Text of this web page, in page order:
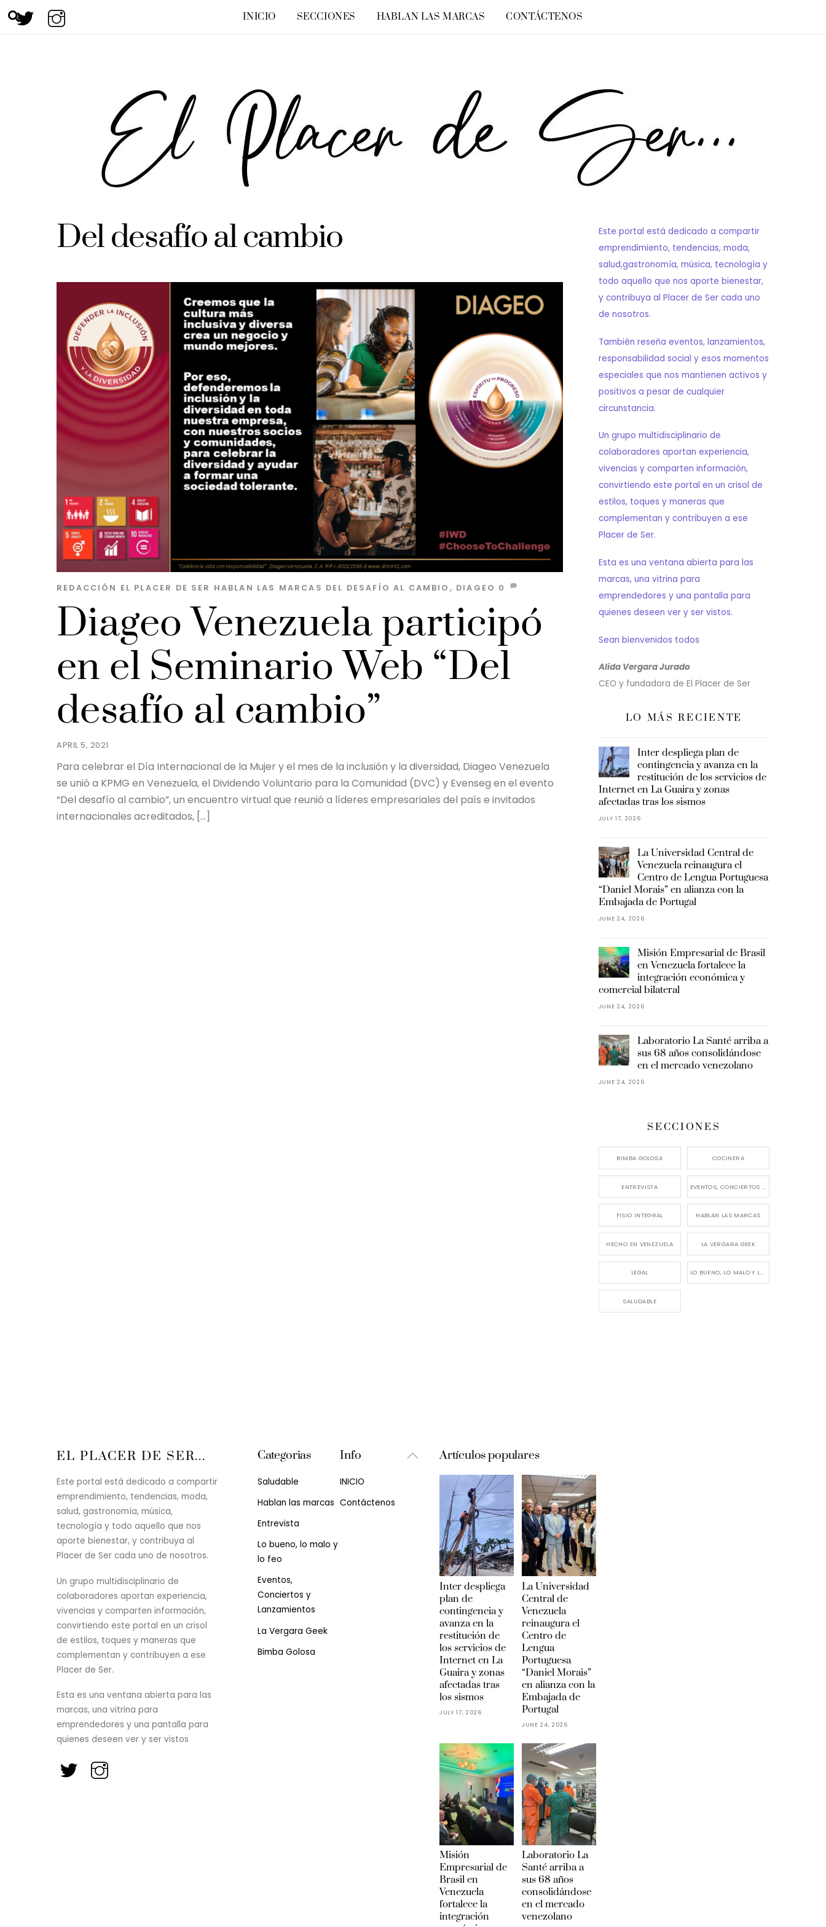
Skip Search INICIO SECCIONES HABLAN LAS MARCAS CONTÁCTENOS
Del desafío al cambio
APRIL 5, 2021
Diageo Venezuela participó
en el Seminario Web “Del
desafío al cambio”
REDACCIÓN EL PLACER DE SER HABLAN LAS MARCAS DEL DESAFÍO AL CAMBIO , DIAGEO 0
Para celebrar el Día Internacional de la Mujer y el mes de la inclusión y la diversidad, Diageo Venezuela
se unió a KPMG en Venezuela, el Dividendo Voluntario para la Comunidad (DVC) y Evenseg en el evento
“Del desafío al cambio”, un encuentro virtual que reunió a líderes empresariales del país e invitados
internacionales acreditados, […]
Este portal está dedicado a compartir
emprendimiento, tendencias, moda,
salud,gastronomía, música, tecnología y
todo aquello que nos aporte bienestar,
y contribuya al Placer de Ser cada uno
de nosotros.
También reseña eventos, lanzamientos,
responsabilidad social y esos momentos
especiales que nos mantienen activos y
positivos a pesar de cualquier
circunstancia.
Un grupo multidisciplinario de
colaboradores aportan experiencia,
vivencias y comparten información,
convirtiendo este portal en un crisol de
estilos, toques y maneras que
complementan y contribuyen a ese
Placer de Ser.
Esta es una ventana abierta para las
marcas, una vitrina para
emprendedores y una pantalla para
quienes deseen ver y ser vistos.
Sean bienvenidos todos
Alida Vergara Jurado
CEO y fundadora de El Placer de Ser
LO MÁS RECIENTE
Inter despliega plan de
contingencia y avanza en la
restitución de los servicios de
Internet en La Guaira y zonas
afectadas tras los sismos
JULY 17, 2026
La Universidad Central de
Venezuela reinaugura el
Centro de Lengua Portuguesa
“Daniel Morais” en alianza con la
Embajada de Portugal
JUNE 24, 2026
Misión Empresarial de Brasil
en Venezuela fortalece la
integración económica y
comercial bilateral
JUNE 24, 2026
Laboratorio La Santé arriba a
sus 68 años consolidándose
en el mercado venezolano
JUNE 24, 2026
SECCIONES
BIMBA GOLOSA COCINERA
ENTREVISTA
FISIO INTEGRAL HABLAN LAS MARCAS
HECHO EN VENEZUELA LA VERGARA GEEK
LEGAL LO BUENO, LO MALO Y LO FEO
SALUDABLE
Back
EL PLACER DE SER...
Este portal está dedicado a compartir
emprendimiento, tendencias, moda,
salud, gastronomía, música,
tecnología y todo aquello que nos
aporte bienestar, y contribuya al
Placer de Ser cada uno de nosotros.
Un grupo multidisciplinario de
colaboradores aportan experiencia,
vivencias y comparten información,
convirtiendo este portal en un crisol
de estilos, toques y maneras que
complementan y contribuyen a ese
Placer de Ser.
Esta es una ventana abierta para las
marcas, una vitrina para
emprendedores y una pantalla para
quienes deseen ver y ser vistos
Categorias
Saludable
Hablan las marcas
Entrevista
Lo bueno, lo malo y
lo feo
Eventos,
Conciertos y
Lanzamientos
La Vergara Geek
Bimba Golosa
Info
INICIO
Contáctenos
Artículos populares
Inter despliega
plan de
contingencia y
avanza en la
restitución de
los servicios de
Internet en La
Guaira y zonas
afectadas tras
los sismos
JULY 17, 2026
La Universidad
Central de
Venezuela
reinaugura el
Centro de
Lengua
Portuguesa
“Daniel Morais”
en alianza con la
Embajada de
Portugal
JUNE 24, 2026
Misión
Empresarial de
Brasil en
Venezuela
fortalece la
integración
Laboratorio La
Santé arriba a
sus 68 años
consolidándose
en el mercado
venezolano